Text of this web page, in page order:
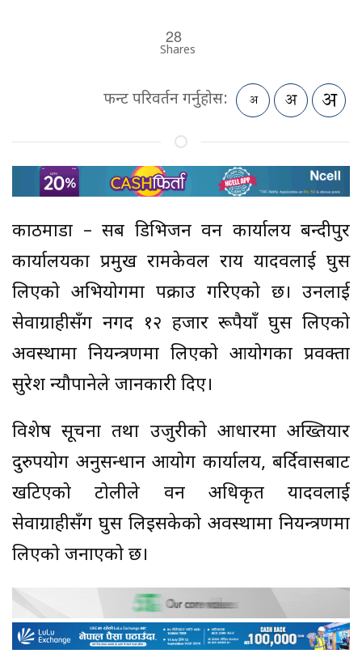
28
Shares
फन्ट परिवर्तन गर्नुहोस:
काठमाडौं – सब डिभिजन वन कार्यालय बन्दीपुर
कार्यालयका प्रमुख रामकेवल राय यादवलाई घुस
लिएको अभियोगमा पक्राउ गरिएको छ। उनलाई
सेवाग्राहीसँग नगद १२ हजार रूपैयाँ घुस लिएको
अवस्थामा नियन्त्रणमा लिएको आयोगका प्रवक्ता
सुरेश न्यौपानेले जानकारी दिए।
विशेष सूचना तथा उजुरीको आधारमा अख्तियार
दुरुपयोग अनुसन्धान आयोग कार्यालय, बर्दिवासबाट
खटिएको टोलीले वन अधिकृत यादवलाई
सेवाग्राहीसँग घुस लिइसकेको अवस्थामा नियन्त्रणमा
लिएको जनाएको छ।